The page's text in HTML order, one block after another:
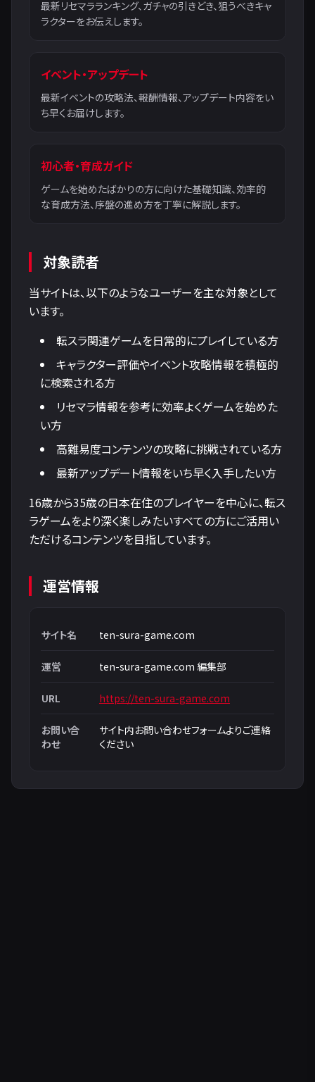
最新リセマラランキング、ガチャの引きどき、狙うべきキャ
ラクターをお伝えします。
イベント・アップデート
最新イベントの攻略法、報酬情報、アップデート内容をい
ち早くお届けします。
初心者・育成ガイド
ゲームを始めたばかりの方に向けた基礎知識、効率的
な育成方法、序盤の進め方を丁寧に解説します。
対象読者
当サイトは、以下のようなユーザーを主な対象として
います。
転スラ関連ゲームを日常的にプレイしている方
キャラクター評価やイベント攻略情報を積極的
に検索される方
リセマラ情報を参考に効率よくゲームを始めた
い方
高難易度コンテンツの攻略に挑戦されている方
最新アップデート情報をいち早く入手したい方
16歳から35歳の日本在住のプレイヤーを中心に、転ス
ラゲームをより深く楽しみたいすべての方にご活用い
ただけるコンテンツを目指しています。
運営情報
サイト名 ten-sura-game.com
運営 ten-sura-game.com 編集部
URL https://ten-sura-game.com
お問い合
わせ
サイト内お問い合わせフォームよりご連絡
ください